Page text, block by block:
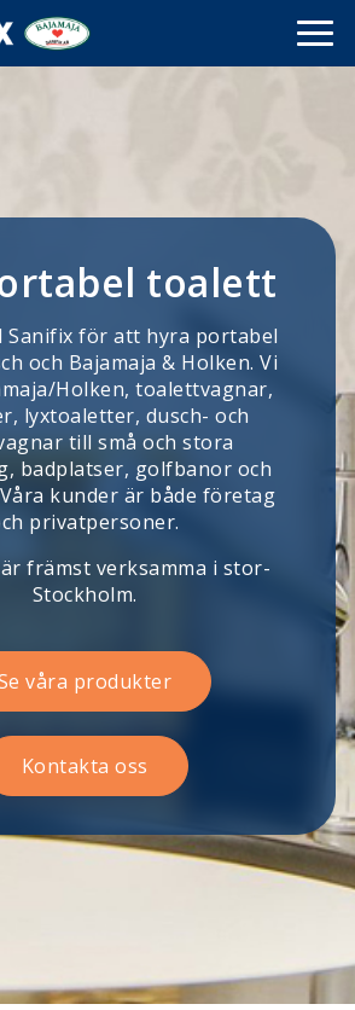
toalett
not on Gamstop sites
Sanifix för att hyra portabel
och Bajamaja & Holken. Vi
Holken, toalettvagnar,
lyxtoaletter, dusch- och
till små och stora
badplatser, golfbanor och
kunder är både företag
privatpersoner.
främst verksamma i stor-
Stockholm.
våra produkter
Kontakta oss